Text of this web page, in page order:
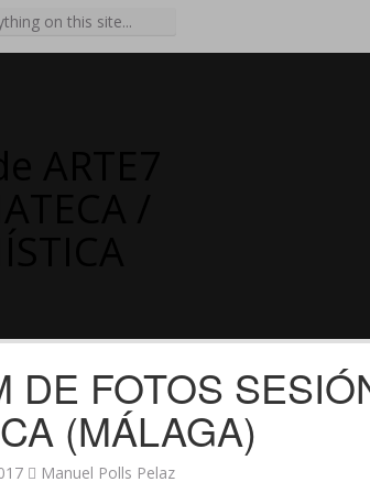
DE FOTOS
(MÁLAGA)
Manuel Polls Pelaz